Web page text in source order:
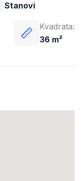
Stanovi
Kvadrata:
36 m²